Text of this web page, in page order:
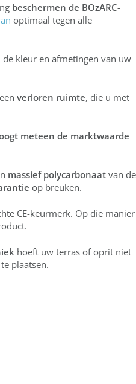
beschermen de BOzARC-
optimaal tegen alle
kleur en afmetingen van uw
verloren ruimte, die u met
meteen de marktwaarde
massief polycarbonaat van de
op breuken.
CE-keurmerk. Op die manier
hoeft uw terras of oprit niet
plaatsen.